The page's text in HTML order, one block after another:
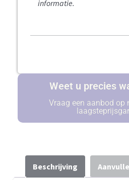
informatie.
Weet u precies
Vraag een aanbod op
Beschrijving